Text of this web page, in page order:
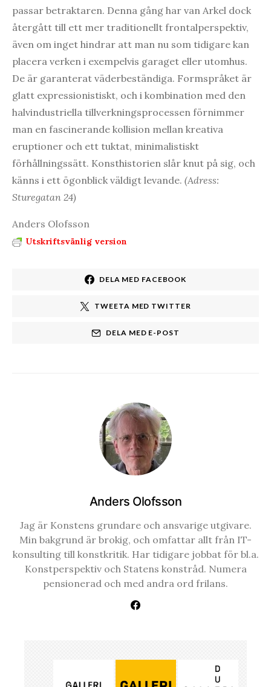
passar betraktaren. Denna gång har van Arkel dock
återgått till ett mer traditionellt frontalperspektiv,
även om inget hindrar att man nu som tidigare kan
placera verken i exempelvis garaget eller utomhus.
De är garanterat väderbeständiga. Formspråket är
glatt expressionistiskt, och i kombination med den
halvindustriella tillverkningsprocessen förnimmer
man en fascinerande kollision mellan kreativa
eruptioner och ett tuktat, minimalistiskt
förhållningssätt. Konsthistorien slår knut på sig, och
känns i ett ögonblick väldigt levande. (Adress:
Sturegatan 24)
Anders Olofsson
Utskriftsvänlig version
DELA MED FACEBOOK
TWEETA MED TWITTER
DELA MED E-POST
Anders Olofsson
Jag är Konstens grundare och ansvarige utgivare.
Min bakgrund är brokig, och omfattar allt från IT-
konsulting till konstkritik. Har tidigare jobbat för bl.a.
Konstperspektiv och Statens konstråd. Numera
pensionerad och med andra ord frilans.